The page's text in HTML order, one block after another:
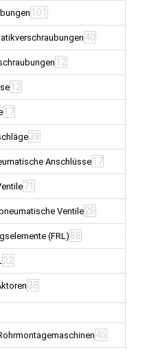
101
40
12
12
17
38
Anschlüsse 17
71
Ventile26
(FRL)88
22
38
45